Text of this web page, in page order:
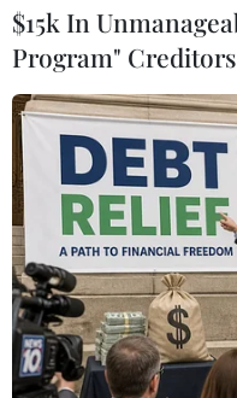
Cán bộ công ty Điện lực
máy biến áp đảm bảo
gia Mỹ Đình.
Tổng Công ty Điện
$15k In
Program"